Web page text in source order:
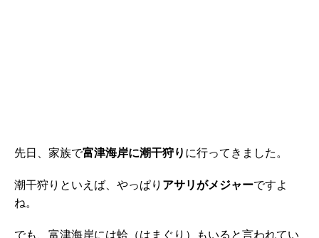
先日、家族で富津海岸に潮干狩り に行ってきました。
潮干狩りといえば、やっぱり アサリがメジャーですよ
ね。
でも、富津海岸には蛤（はまぐり）もいると言われてい